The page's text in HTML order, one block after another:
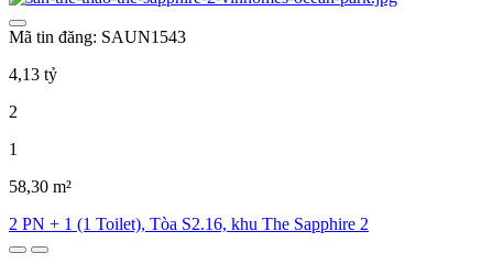
Mã tin đăng: SAUN1543
4,13 tỷ
2
1
58,30 m²
2 PN + 1 (1 Toilet), Tòa S2.16, khu The Sapphire 2